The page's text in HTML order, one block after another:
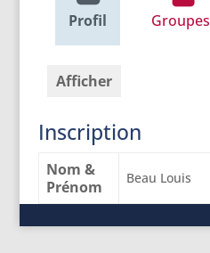
Profil Groupes
Afficher
Inscription
Nom &
Prénom
Beau Louis